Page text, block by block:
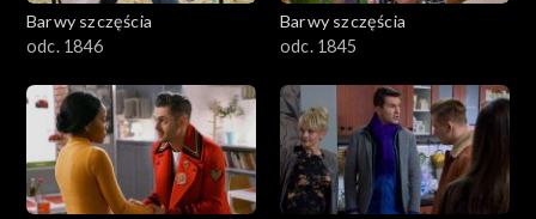
Barwy szczęścia
odc. 1846
Barwy szczęścia
odc. 1845